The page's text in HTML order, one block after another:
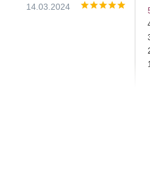
14.03.2024